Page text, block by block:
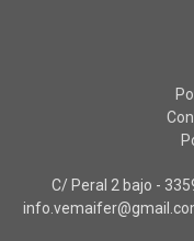
C/ Peral 2 bajo -